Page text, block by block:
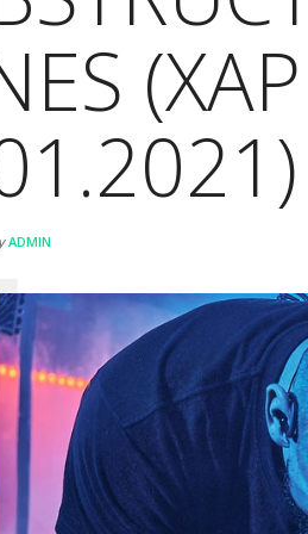
ADMIN